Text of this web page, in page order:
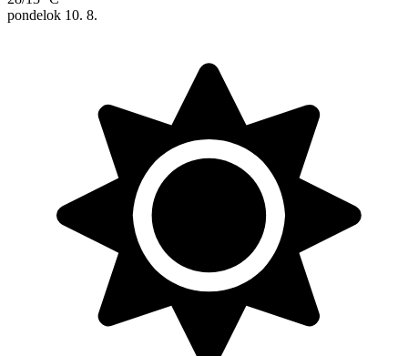
pondelok 10. 8.